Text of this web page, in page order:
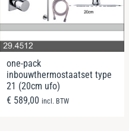
one-pack
inbouwthermostaatset type
21 (20cm ufo)
€ 589,00 incl. BTW